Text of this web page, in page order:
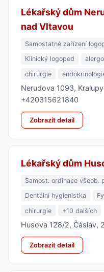
Lékařský dům
nad Vltavou
Samostatné zařízení
Klinický logoped
chirurgie
Nerudova 1093,
+420315621840
Zobrazit detail
Lékařský dům
Samost. ordinace všeob.
Dentální hygienistka
chirurgie
+10 dalších
Husova 128/2, Čáslav,
Zobrazit detail